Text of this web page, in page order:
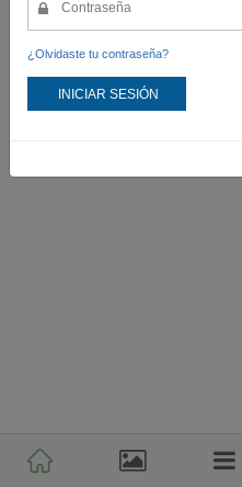
¿Olvidaste tu contraseña?
INICIAR SESIÓN